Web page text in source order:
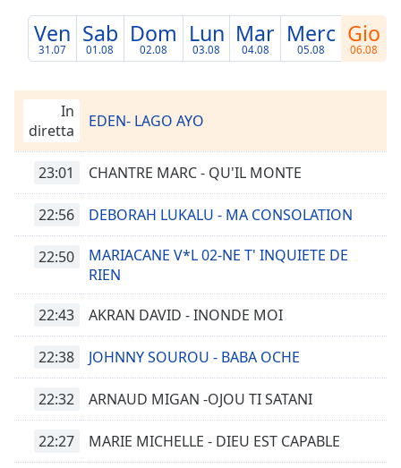
Current
0:00
Loaded:
Stream
TypeLIVE
Seek to
live,
currently
behind
liveLIVE
Remaining
1x
Playback
Rate
Chapters
Chapters
Ven
31.07
Sab
01.08
Dom
02.08
Lun
03.08
Mar
04.08
Merc
05.08
Gio
06.08
In
diretta
EDEN- LAGO AYO
23:01 CHANTRE MARC - QU'IL MONTE
22:56 DEBORAH LUKALU - MA CONSOLATION
22:50
MARIACANE V*L 02-NE T' INQUIETE DE
RIEN
22:43 AKRAN DAVID - INONDE MOI
22:38 JOHNNY SOUROU - BABA OCHE
22:32 ARNAUD MIGAN -OJOU TI SATANI
22:27 MARIE MICHELLE - DIEU EST CAPABLE